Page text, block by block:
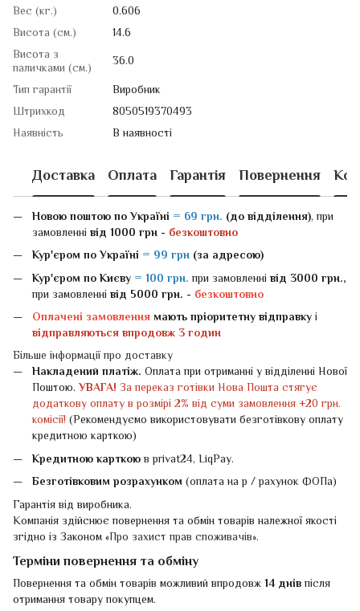
Вес (кг.)
0.606
Висота (см.)
14.6
Висота з
паличками (см.)
36.0
Тип гарантії
Виробник
Штрихкод
8050519370493
Наявність
В наявності
Доставка Оплата Гарантія Повернення
Новою поштоюпо Україні = 69 грн. (до відділення), при
замовленні від 1000 грн - безкоштовно
Кур'єром по Україні = 99 грн (за адресою)
Кур'єром по Києву = 100 грн. при замовленні від 3000 грн.,
при замовленні від 5000 грн. - безкоштовно
Оплачені замовлення мають пріоритетну відправкуі
відправляються впродовж 3 годин
Більше інформації про доставку
Накладений платіж. Оплата при отриманні у відділенні Нової
Поштою.УВАГА! За переказ готівки Нова Пошта стягує
додаткову оплату в розмірі 2% від суми замовлення +20 грн.
комісії! (Рекомендуємо використовувати безготівкову оплату
кредитною карткою)
Кредитною карткоюв privat24, LiqPay.
Безготівковим розрахунком(оплата на р / рахунок ФОПа)
Гарантія від виробника.
Компанія здійснює повернення та обмін товарів належної якості
згідно із Законом «Про захист прав споживачів».
Терміни повернення та обміну
Повернення та обмін товарів можливий впродовж14 днівпісля
отримання товару покупцем.